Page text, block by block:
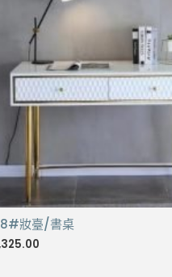
妝臺/書桌